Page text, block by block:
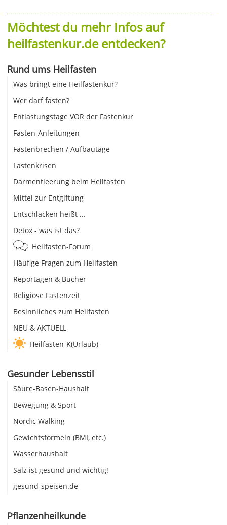
Möchtest du mehr Infos auf
heilfastenkur.de entdecken?
Rund ums Heilfasten
Was bringt eine Heilfastenkur?
Wer darf fasten?
Entlastungstage VOR der Fastenkur
Fasten-Anleitungen
Fastenbrechen / Aufbautage
Fastenkrisen
Darmentleerung beim Heilfasten
Mittel zur Entgiftung
Entschlacken heißt ...
Detox - was ist das?
Heilfasten-Forum
Häufige Fragen zum Heilfasten
Reportagen & Bücher
Religiöse Fastenzeit
Besinnliches zum Heilfasten
NEU & AKTUELL
Heilfasten-K(Urlaub)
Gesunder Lebensstil
Säure-Basen-Haushalt
Bewegung & Sport
Nordic Walking
Gewichtsformeln (BMI, etc.)
Wasserhaushalt
Salz ist gesund und wichtig!
gesund-speisen.de
Pflanzenheilkunde